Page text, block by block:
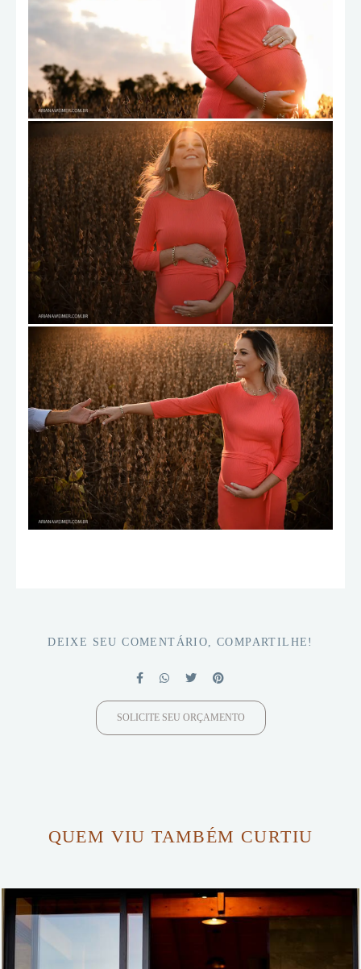
DEIXE SEU COMENTÁRIO, COMPARTILHE!
SOLICITE SEU ORÇAMENTO
QUEM VIU TAMBÉM CURTIU